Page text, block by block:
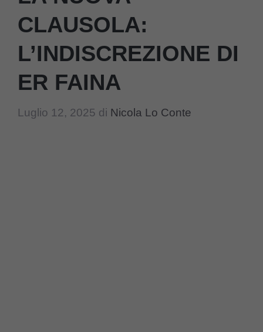
CLAUSOLA:
L’INDISCREZIONE DI
ER FAINA
Luglio 12, 2025 di Nicola Lo Conte